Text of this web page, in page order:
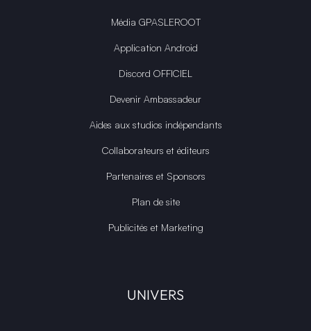
Média GPASLEROOT
Application Android
Discord OFFICIEL
Devenir Ambassadeur
Aides aux studios indépendants
Collaborateurs et éditeurs
Partenaires et Sponsors
Plan de site
Publicités et Marketing
UNIVERS